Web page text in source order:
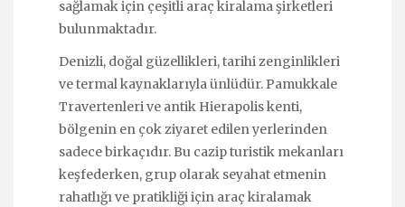
sağlamak için çeşitli araç kiralama şirketleri
bulunmaktadır.
Denizli, doğal güzellikleri, tarihi zenginlikleri
ve termal kaynaklarıyla ünlüdür. Pamukkale
Travertenleri ve antik Hierapolis kenti,
bölgenin en çok ziyaret edilen yerlerinden
sadece birkaçıdır. Bu cazip turistik mekanları
keşfederken, grup olarak seyahat etmenin
rahatlığı ve pratikliği için araç kiralamak